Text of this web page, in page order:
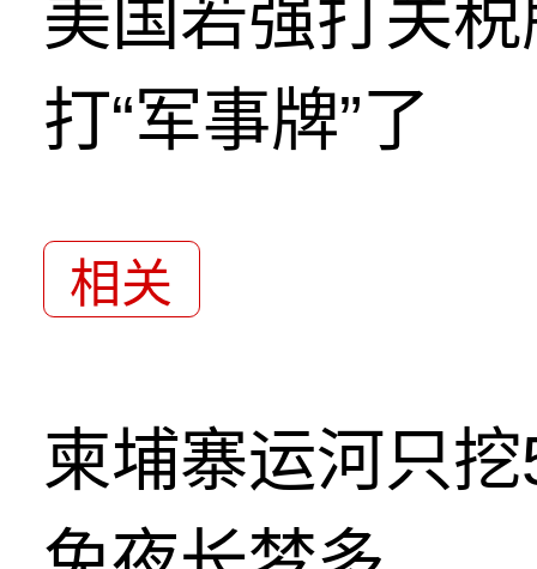
美国若强打关
打“军事牌”了
相关
柬埔寨运河只